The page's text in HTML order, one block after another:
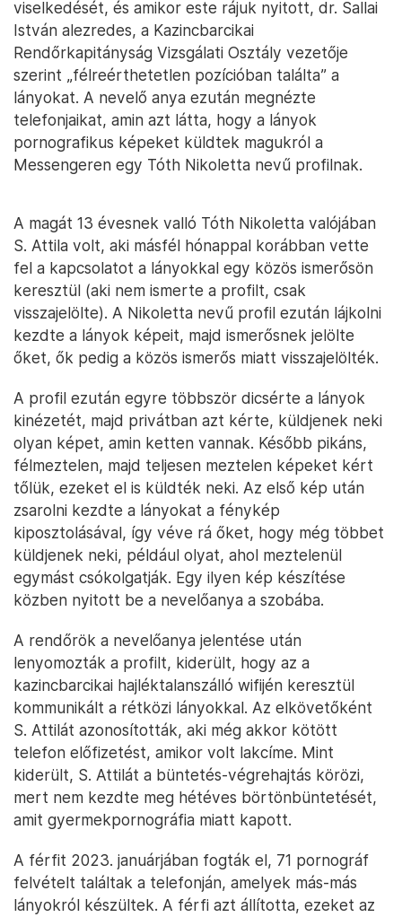
viselkedését, és amikor este rájuk nyitott, dr. Sallai
István alezredes, a Kazincbarcikai
Rendőrkapitányság Vizsgálati Osztály vezetője
szerint „félreérthetetlen pozícióban találta” a
lányokat. A nevelő anya ezután megnézte
telefonjaikat, amin azt látta, hogy a lányok
pornografikus képeket küldtek magukról a
Messengeren egy Tóth Nikoletta nevű profilnak.
A magát 13 évesnek valló Tóth Nikoletta valójában
S. Attila volt, aki másfél hónappal korábban vette
fel a kapcsolatot a lányokkal egy közös ismerősön
keresztül (aki nem ismerte a profilt, csak
visszajelölte). A Nikoletta nevű profil ezután lájkolni
kezdte a lányok képeit, majd ismerősnek jelölte
őket, ők pedig a közös ismerős miatt visszajelölték.
A profil ezután egyre többször dicsérte a lányok
kinézetét, majd privátban azt kérte, küldjenek neki
olyan képet, amin ketten vannak. Később pikáns,
félmeztelen, majd teljesen meztelen képeket kért
tőlük, ezeket el is küldték neki. Az első kép után
zsarolni kezdte a lányokat a fénykép
kiposztolásával, így véve rá őket, hogy még többet
küldjenek neki, például olyat, ahol meztelenül
egymást csókolgatják. Egy ilyen kép készítése
közben nyitott be a nevelőanya a szobába.
A rendőrök a nevelőanya jelentése után
lenyomozták a profilt, kiderült, hogy az a
kazincbarcikai hajléktalanszálló wifijén keresztül
kommunikált a rétközi lányokkal. Az elkövetőként
S. Attilát azonosították, aki még akkor kötött
telefon előfizetést, amikor volt lakcíme. Mint
kiderült, S. Attilát a büntetés-végrehajtás körözi,
mert nem kezdte meg hétéves börtönbüntetését,
amit gyermekpornográfia miatt kapott.
A férfit 2023. januárjában fogták el, 71 pornográf
felvételt találtak a telefonján, amelyek más-más
lányokról készültek. A férfi azt állította, ezeket az